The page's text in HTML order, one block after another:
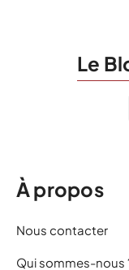
Le
À propos
Nous contacter
Qui sommes-nous